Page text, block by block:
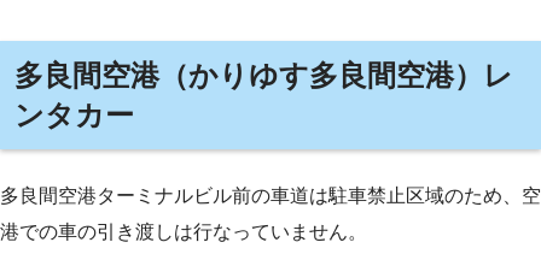
多良間空港（かりゆす多良間空港）レ
ンタカー
多良間空港ターミナルビル前の車道は駐車禁止区域のため、空
港での車の引き渡しは行なっていません。